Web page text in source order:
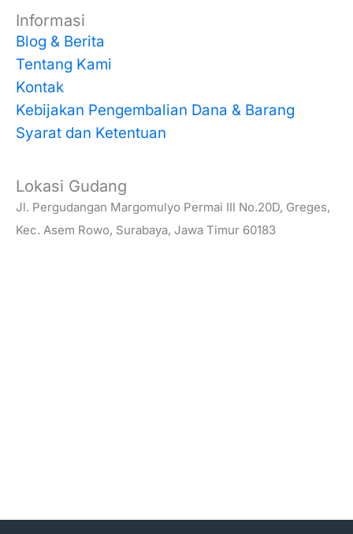
Informasi
Blog & Berita
Tentang Kami
Kontak
Kebijakan Pengembalian Dana & Barang
Syarat dan Ketentuan
Lokasi Gudang
Jl. Pergudangan Margomulyo Permai III No.20D, Greges,
Kec. Asem Rowo, Surabaya, Jawa Timur 60183